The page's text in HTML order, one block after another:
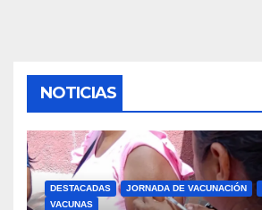
NOTICIAS
DESTACADAS JORNADA DE VACUNACIÓN
VACUNAS